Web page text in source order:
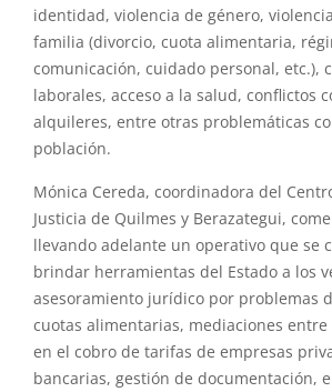
identidad, violencia de género,
familia (divorcio, cuota alimentaria,
comunicación, cuidado personal, etc.),
laborales, acceso a la salud, conflictos
alquileres, entre otras problemáticas
población.
Mónica Cereda, coordinadora del
Justicia de Quilmes y Berazategui,
llevando adelante un operativo que se
brindar herramientas del Estado a los
asesoramiento jurídico por problemas
cuotas alimentarias, mediaciones entre
en el cobro de tarifas de empresas
bancarias, gestión de documentación,